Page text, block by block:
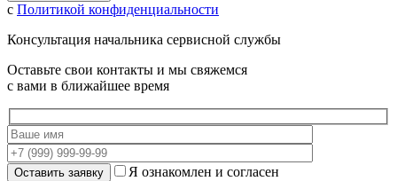
с Политикой конфиденциальности
Консультация начальника сервисной службы
Оставьте свои контакты и мы свяжемся
с вами в ближайшее время
Я ознакомлен и согласен